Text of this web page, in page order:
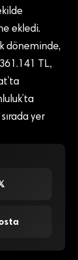
ekledi.
döneminde,
TL,
yer